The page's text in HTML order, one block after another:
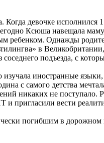
девочке исполнился
Ксюша навещала
Однажды
в
подъезда, с
иностранные
с самого детства
никаких не
пригласили вести
погибшим в дорожном